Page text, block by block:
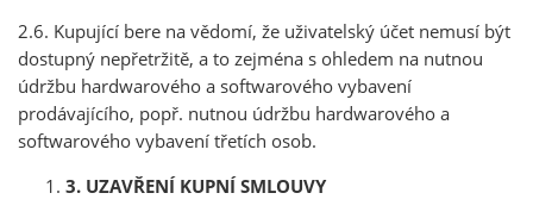
2.6. Kupující bere na vědomí, že uživatelský účet nemusí být
dostupný nepřetržitě, a to zejména s ohledem na nutnou
údržbu hardwarového a softwarového vybavení
prodávajícího, popř. nutnou údržbu hardwarového a
softwarového vybavení třetích osob.
3. UZAVŘENÍ KUPNÍ SMLOUVY